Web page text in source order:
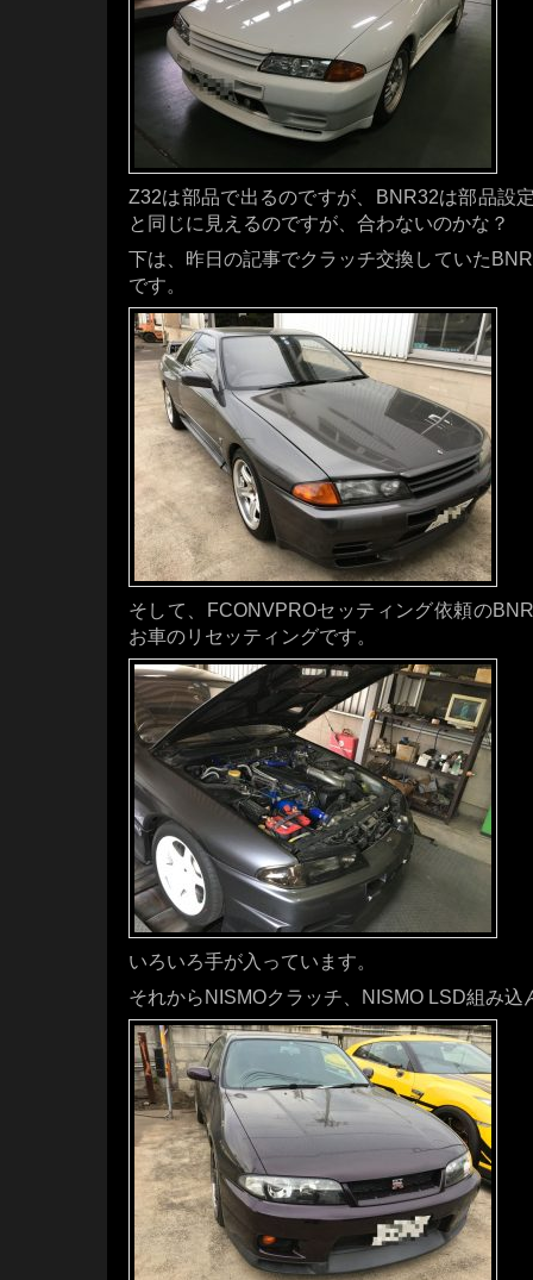
Z32は部品で出るのですが、BNR32は部品設
と同じに見えるのですが、合わないのかな？
下は、昨日の記事でクラッチ交換していた
です。
そして、FCONVPROセッティング依頼の
お車のリセッティングです。
いろいろ手が入っています。
それからNISMOクラッチ、NISMO LSD組み